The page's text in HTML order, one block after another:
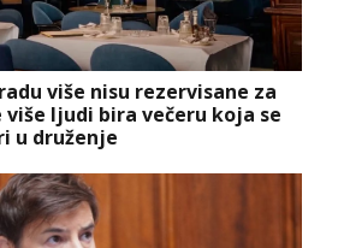
više nisu rezervisane za
više ljudi bira večeru koja se
u druženje